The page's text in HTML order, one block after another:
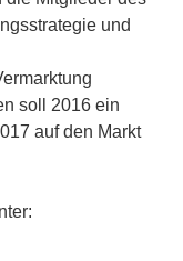
und
soll 2016 ein
auf den Markt